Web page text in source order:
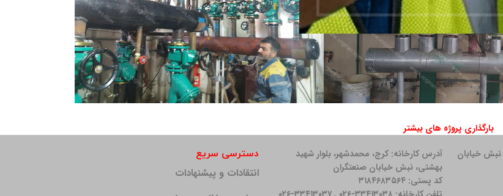
آمل هراز ۱۳۹۸ 2- نفت و گاز 5- ساختمان
اداره گاز استان خراسان ۱۳۹۶
بارگذاری پروژه های بیشتر
نبش خیابان
آدرس کارخانه: كرج، محمدشهر، بلوار شهید
بهشتی، نبش خیابان صنعتگران
کد پستی: ۳۱۸۴۶۸۳۵۶۴
دسترسی سریع
انتقادات و پیشنهادات